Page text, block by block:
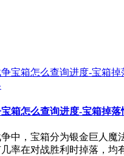
箱怎么查询进度-宝箱掉
中，宝箱分为银金巨人魔
率在对战胜利时掉落，均